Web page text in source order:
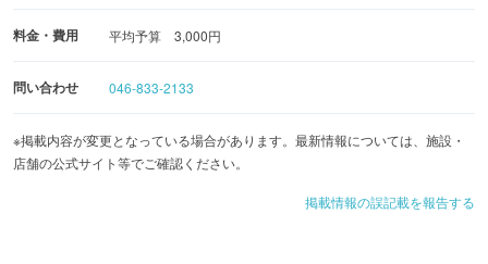
料金・費用 平均予算 3,000円
問い合わせ 046-833-2133
※掲載内容が変更となっている場合があります。最新情報については、施設・
店舗の公式サイト等でご確認ください。
掲載情報の誤記載を報告する